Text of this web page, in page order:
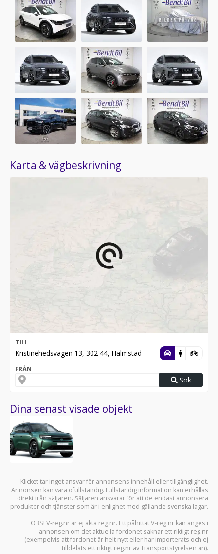
Karta & vägbeskrivning
TILL
Kristinehedsvägen 13, 302 44, Halmstad
FRÅN
Sök
Dina senast visade objekt
Klicket tar inget ansvar för annonsens innehåll eller tillgänglighet.
Annonsen kan vara ofullständig. Fullständig information kan erhållas
direkt från säljaren. Säljaren ansvarar för att de endast annonsera
produkter och tjänster som är i enlighet med gällande svenska lagar.
OBS! V-reg.nr är ej äkta reg.nr. Ett påhittat V-reg.nr kan anges i
annonsen om det aktuella fordonet saknar ett riktigt reg.nr
(exempelvis att fordonet är helt nytt eller har importerats och ej
tilldelats ett riktigt reg.nr av Transportstyrelsen än).